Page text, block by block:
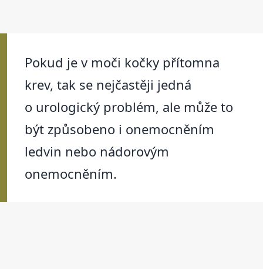
Pokud je v moči kočky přítomna
krev, tak se nejčastěji jedná
o urologický problém, ale může to
být způsobeno i onemocněním
ledvin nebo nádorovým
onemocněním.